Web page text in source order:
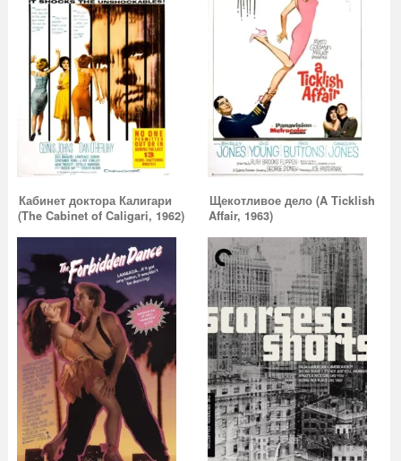
Кабинет доктора Калигари
(The Cabinet of Caligari, 1962)
Щекотливое дело (A Ticklish
Affair, 1963)